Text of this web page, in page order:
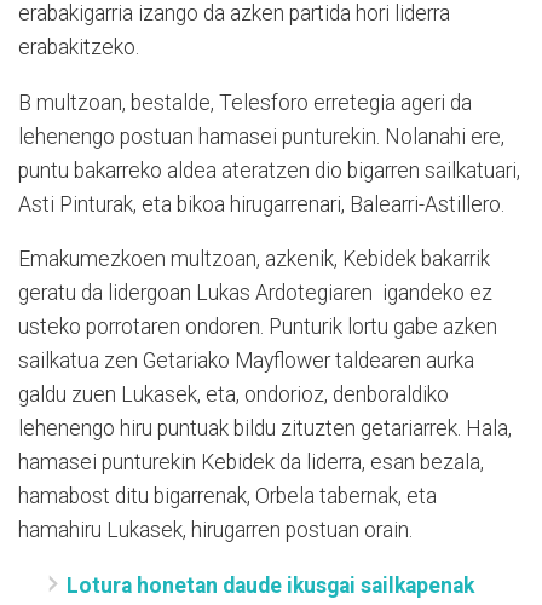
erabakigarria izango da azken partida hori liderra
erabakitzeko.
B multzoan, bestalde, Telesforo erretegia ageri da
lehenengo postuan hamasei punturekin. Nolanahi ere,
puntu bakarreko aldea ateratzen dio bigarren sailkatuari,
Asti Pinturak, eta bikoa hirugarrenari, Balearri-Astillero.
Emakumezkoen multzoan, azkenik, Kebidek bakarrik
geratu da lidergoan Lukas Ardotegiaren igandeko ez
usteko porrotaren ondoren. Punturik lortu gabe azken
sailkatua zen Getariako Mayflower taldearen aurka
galdu zuen Lukasek, eta, ondorioz, denboraldiko
lehenengo hiru puntuak bildu zituzten getariarrek. Hala,
hamasei punturekin Kebidek da liderra, esan bezala,
hamabost ditu bigarrenak, Orbela tabernak, eta
hamahiru Lukasek, hirugarren postuan orain.
Lotura honetan daude ikusgai sailkapenak